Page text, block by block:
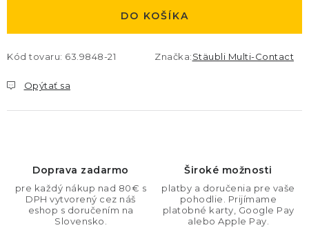
DO KOŠÍKA
Kód tovaru: 63.9848-21 Značka:Stäubli Multi-Contact
Opýtať sa
Doprava zadarmo
pre každý nákup nad 80€ s
DPH vytvorený cez náš
eshop s doručením na
Slovensko.
Široké možnosti
platby a doručenia pre vaše
pohodlie. Prijímame
platobné karty, Google Pay
alebo Apple Pay.